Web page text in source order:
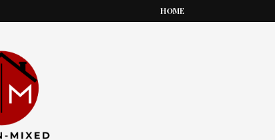
HOME